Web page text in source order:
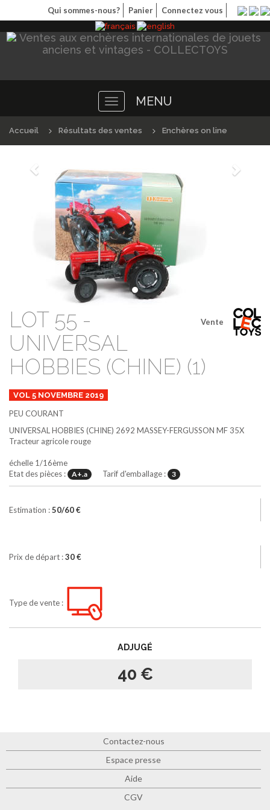
Qui sommes-nous? Panier Connectez vous
Toggle
navigation
MENU
Accueil Résultats des ventes Enchères on line
Précédént
Vente
LOT 55 -
UNIVERSAL
HOBBIES (CHINE) (1)
VOL 5 NOVEMBRE 2019
PEU COURANT
UNIVERSAL HOBBIES (CHINE) 2692 MASSEY-FERGUSSON MF 35X
Tracteur agricolerouge
échelle 1/16ème
Etat des pièces :
A+.a Tarif d'emballage : 3
Estimation :50/60 €
Prix de départ :30 €
Type de vente :
ADJUGÉ
40 €
Contactez-nous
Espace presse
Aide
CGV